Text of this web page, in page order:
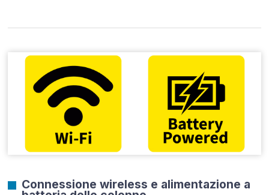
Connessione wireless e alimentazione a